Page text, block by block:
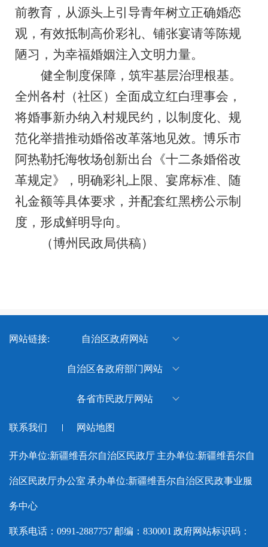
前教育，从源头上引导青年树立正确婚恋
观，有效抵制高价彩礼、铺张宴请等陈规
陋习，为幸福婚姻注入文明力量。
健全制度保障，筑牢基层治理根基。
全州各村（社区）全面成立红白理事会，
将婚事新办纳入村规民约，以制度化、规
范化举措推动婚俗改革落地见效。博乐市
阿热勒托海牧场创新出台《十二条婚俗改
革规定》，明确彩礼上限、宴席标准、随
礼金额等具体要求，并配套红黑榜公示制
度，形成鲜明导向。
（博州民政局供稿）
网站链接: 自治区政府网站
新疆维吾尔自治区人民政府
自治区各政府部门网站
新疆维吾尔自治区体育局
务厅
新疆维吾尔自治区水利厅
新疆维吾尔自治区应急管理厅
化厅
各省市民政厅网站
北京市民政局
山西省民政厅
辽宁省民政厅
联系我们 网站地图
开办单位:新疆维吾尔自治区民政厅 主办单位:新疆维吾尔自
治区民政厅办公室 承办单位:新疆维吾尔自治区民政事业服
务中心
联系电话：0991-2887757 邮编：830001 政府网站标识码：